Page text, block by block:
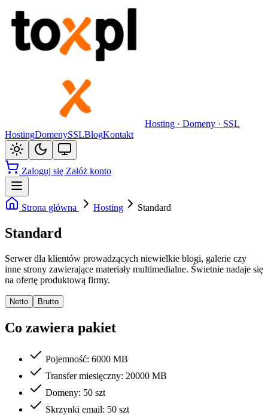
Hosting · Domeny · SSL
HostingDomenySSLBlogKontakt
Zaloguj się Załóż konto
Strona główna Hosting Standard
Standard
Serwer dla klientów prowadzących niewielkie blogi, galerie czy
inne strony zawierające materiały multimedialne. Świetnie nadaje się
na ofertę produktową firmy.
Netto Brutto
Co zawiera pakiet
Pojemność: 6000 MB
Transfer miesięczny: 20000 MB
Domeny: 50 szt
Skrzynki email: 50 szt